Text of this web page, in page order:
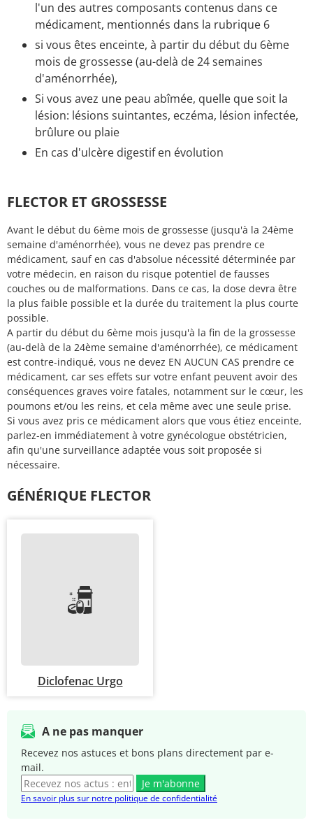
l'un des autres composants contenus dans ce
médicament, mentionnés dans la rubrique 6
si vous êtes enceinte, à partir du début du 6ème
mois de grossesse (au-delà de 24 semaines
d'aménorrhée),
Si vous avez une peau abîmée, quelle que soit la
lésion: lésions suintantes, eczéma, lésion infectée,
brûlure ou plaie
En cas d'ulcère digestif en évolution
FLECTOR ET GROSSESSE
Avant le début du 6ème mois de grossesse (jusqu'à la 24ème
semaine d'aménorrhée), vous ne devez pas prendre ce
médicament, sauf en cas d'absolue nécessité déterminée par
votre médecin, en raison du risque potentiel de fausses
couches ou de malformations. Dans ce cas, la dose devra être
la plus faible possible et la durée du traitement la plus courte
possible.
A partir du début du 6ème mois jusqu'à la fin de la grossesse
(au-delà de la 24ème semaine d'aménorrhée), ce médicament
est contre-indiqué, vous ne devez EN AUCUN CAS prendre ce
médicament, car ses effets sur votre enfant peuvent avoir des
conséquences graves voire fatales, notamment sur le cœur, les
poumons et/ou les reins, et cela même avec une seule prise.
Si vous avez pris ce médicament alors que vous étiez enceinte,
parlez-en immédiatement à votre gynécologue obstétricien,
afin qu'une surveillance adaptée vous soit proposée si
nécessaire.
GÉNÉRIQUE FLECTOR
Diclofenac Urgo
A ne pas manquer
Recevez nos astuces et bons plans directement par e-
mail.
Je m'abonne
En savoir plus sur notre politique de confidentialité